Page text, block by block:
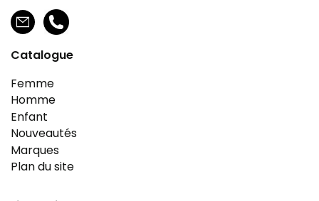
Catalogue
Femme
Homme
Enfant
Nouveautés
Marques
Plan du site